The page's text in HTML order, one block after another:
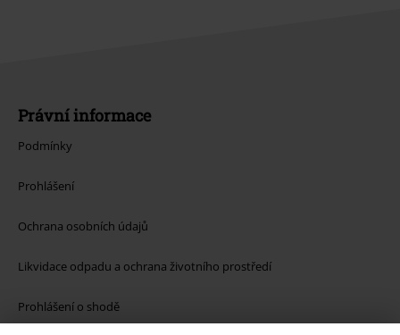
Právní informace
Podmínky
Prohlášení
Ochrana osobních údajů
Likvidace odpadu a ochrana životního prostředí
Prohlášení o shodě